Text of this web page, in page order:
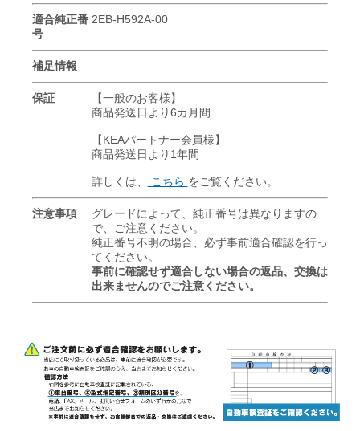
適合純正番
号
2EB-H592A-00
補足情報
保証
【一般のお客様】
商品発送日より6カ月間
【KEAパートナー会員様】
商品発送日より1年間
詳しくは、 こちら をご覧ください。
注意事項
グレードによって、純正番号は異なりますの
で、ご注意ください。
純正番号不明の場合、必ず事前適合確認を行っ
てください。
事前に確認せず適合しない場合の返品、交換は
出来ませんのでご注意ください。